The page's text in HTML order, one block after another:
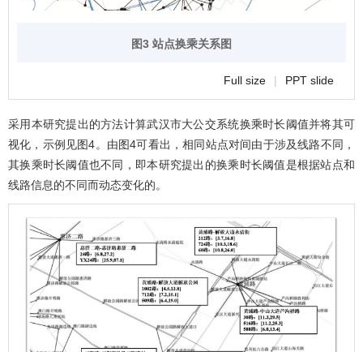
图3 站点换乘关系图
Full size | PPT slide
采用本研究提出的方法计算武汉市大公交系统换乘时长阈值并将其可
视化，示例见图4。由图4可看出，相同站点对间由于涉及线路不同，
其换乘时长阈值也不同，即本研究提出的换乘时长阈值是根据站点和
线路信息的不同而动态变化的。